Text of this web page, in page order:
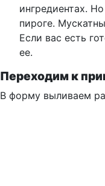
ингредиентах.
пироге.
Если вас есть
ее.
Переходим к
В форму выливаем